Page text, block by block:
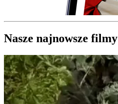
Nasze najnowsze filmy